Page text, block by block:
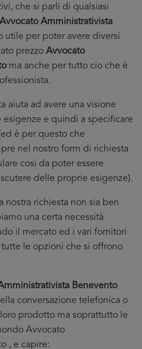
che si parli di qualsiasi
Avvocato Amministrativista
utile per poter avere diversi
prezzo Avvocato
ma anche per tutto cio che è
aiuta ad avere una visione
e quindi a specificare
è per questo che
nel nostro form di richiesta
cosi da poter essere
delle proprie esigenze).
nostra richiesta non sia ben
una certa necessità
il mercato ed i vari fornitori
le opzioni che si offrono
Benevento
conversazione telefonica o
prodotto ma soprattutto le
Avvocato
, e capire: